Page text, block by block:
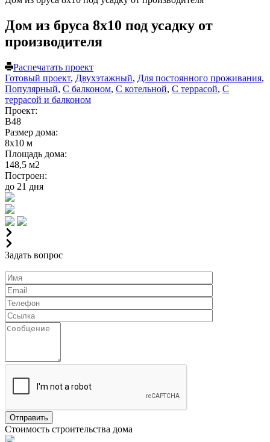
Дом из бруса 8х10 под усадку от
производителя
Распечатать проект
Готовый проект, Двухэтажный, Для постоянного проживания,
Популярный, С балконом, С котельной, С террасой, С
террасой и балконом
Проект:
В48
Размер дома:
8х10 м
Площадь дома:
148,5 м2
Построен:
до 21 дня
Задать вопрос
Стоимость строительства дома